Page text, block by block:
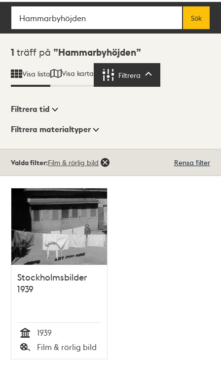
Sök
Sök
Sökresultat
1 träff på Hammarbyhöjden
Visa lista Visa karta Filtrera
Visningsläge
Filtrera tid
Filtrera materialtyper
träffar
Valda filter:Film & rörlig bild Rensa filter
Stockholmsbilder
1939
Tid
1939
Typ
Film & rörlig bild